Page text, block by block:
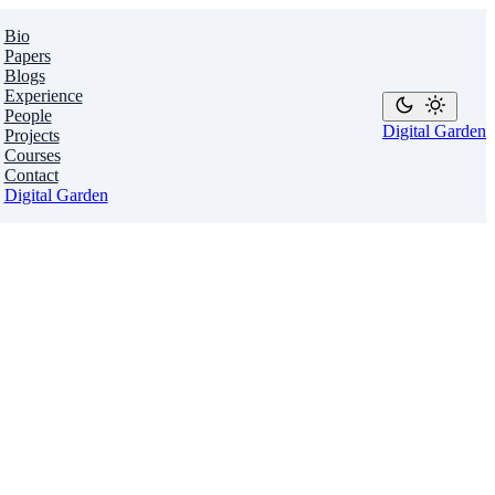
Bio
Papers
Blogs
Experience
People
Projects
Courses
Contact
Digital Garden
Digital Garden